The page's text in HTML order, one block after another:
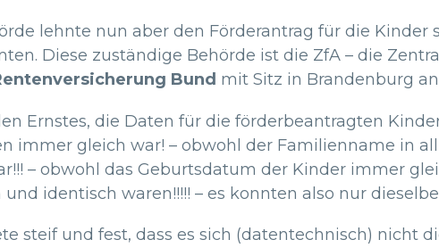
lehnte nun aber den Förderantrag für die
Diese zuständige Behörde ist die ZfA – die
Bund mit Sitz in Brandenburg
Ernstes, die Daten für die förderbeantragten
immer gleich war! – obwohl der Familienname in
– obwohl das Geburtsdatum der Kinder immer
identisch waren!!!!! – es konnten also nur
steif und fest, dass es sich (datentechnisch) nicht